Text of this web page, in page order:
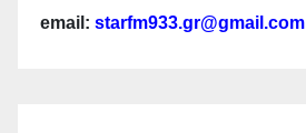
email: starfm933.gr@gmail.com